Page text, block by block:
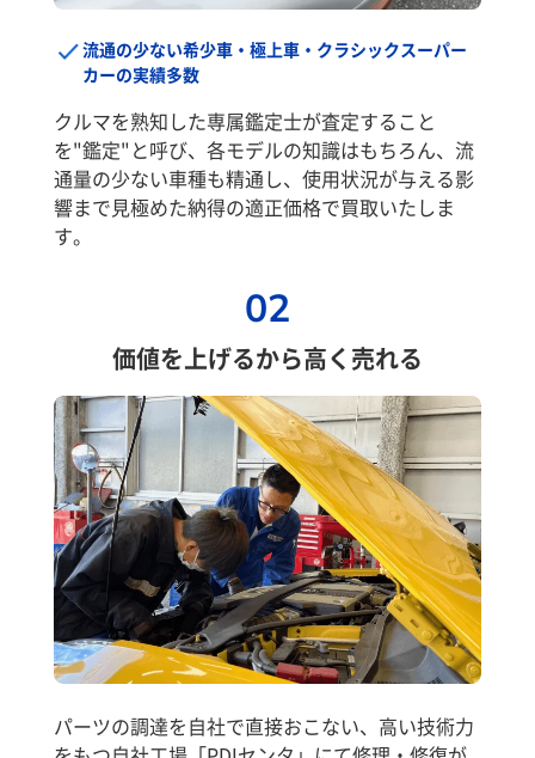
流通の少ない希少車・極上車・クラシックスーパー
カーの実績多数
クルマを熟知した専属鑑定士が査定すること
を"鑑定"と呼び、各モデルの知識はもちろん、流
通量の少ない車種も精通し、使用状況が与える影
響まで見極めた納得の適正価格で買取いたしま
す。
02
価値を上げるから高く売れる
パーツの調達を自社で直接おこない、高い技術力